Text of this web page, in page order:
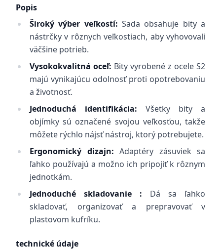
Popis
Široký výber veľkostí: Sada obsahuje bity a
nástrčky v rôznych veľkostiach, aby vyhovovali
väčšine potrieb.
Vysokokvalitná oceľ: Bity vyrobené z ocele S2
majú vynikajúcu odolnosť proti opotrebovaniu
a životnosť.
Jednoduchá identifikácia: Všetky bity a
objímky sú označené svojou veľkosťou, takže
môžete rýchlo nájsť nástroj, ktorý potrebujete.
Ergonomický dizajn: Adaptéry zásuviek sa
ľahko používajú a možno ich pripojiť k rôznym
jednotkám.
Jednoduché skladovanie
:
Dá sa ľahko
skladovať, organizovať a prepravovať v
plastovom kufríku.
technické údaje